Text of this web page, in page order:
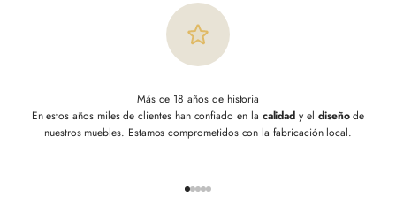
Más de 18 años de historia
En estos años miles de clientes han confiado en la calidad y el diseñode
nuestros muebles. Estamos comprometidos con la fabricación local.
Ir al artículo 1
Ir al artículo 2
Ir al artículo 3
Ir al artículo 4
Ir al artículo 5